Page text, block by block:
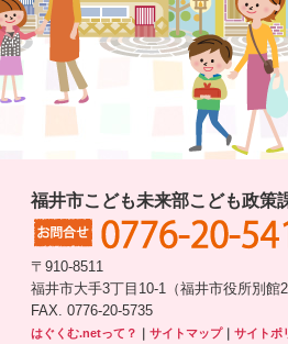
福井市こども未来部こども政策
〒910-8511
福井市大手3丁目10-1（福井市役所別館2
FAX. 0776-20-5735
はぐくむ.netって？ ｜ サイトマップ｜ サイトポ